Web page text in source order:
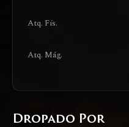
Atq. Fís.
Atq. Mág.
Dropado Por